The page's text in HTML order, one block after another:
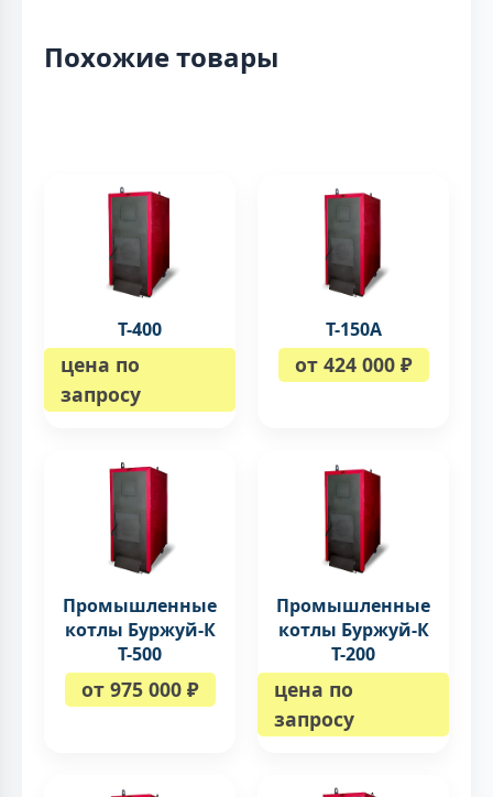
Похожие товары
Т-400
цена по
запросу
Т-150A
от 424 000 ₽
Промышленные
котлы Буржуй-К
Т-500
от 975 000 ₽
Промышленные
котлы Буржуй-К
Т-200
цена по
запросу